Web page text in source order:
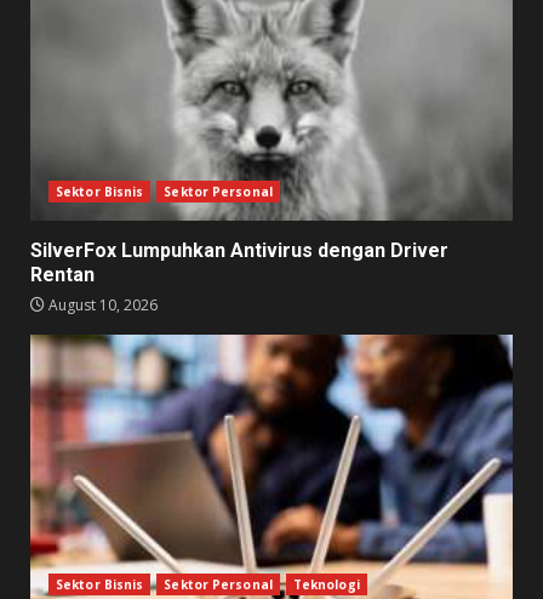
Sektor Bisnis Sektor Personal
SilverFox Lumpuhkan Antivirus dengan Driver
Rentan
August 10, 2026
Sektor Bisnis Sektor Personal Teknologi